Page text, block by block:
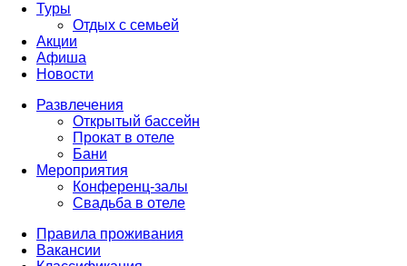
Туры
Отдых с семьей
Акции
Афиша
Новости
Развлечения
Открытый бассейн
Прокат в отеле
Бани
Мероприятия
Конференц-залы
Свадьба в отеле
Правила проживания
Вакансии